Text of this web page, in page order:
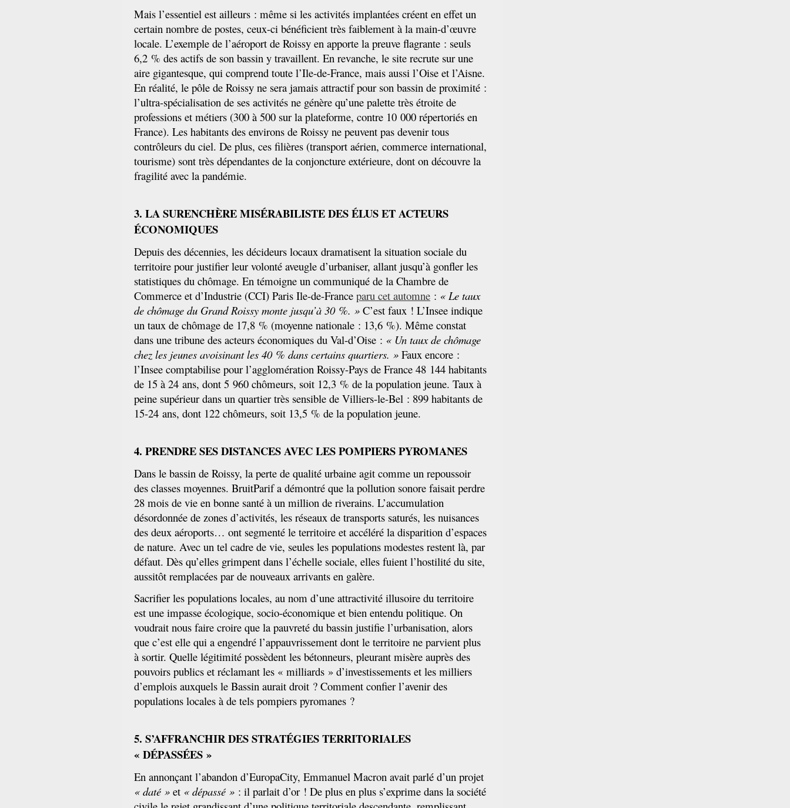
Mais l’essentiel est ailleurs : même si les activités implantées créent en effet un
certain nombre de postes, ceux-ci bénéficient très faiblement à la main-d’œuvre
locale. L’exemple de l’aéroport de Roissy en apporte la preuve flagrante : seuls
6,2 % des actifs de son bassin y travaillent. En revanche, le site recrute sur une
aire gigantesque, qui comprend toute l’Ile-de-France, mais aussi l’Oise et l’Aisne.
En réalité, le pôle de Roissy ne sera jamais attractif pour son bassin de proximité :
l’ultra-spécialisation de ses activités ne génère qu’une palette très étroite de
professions et métiers (300 à 500 sur la plateforme, contre 10 000 répertoriés en
France). Les habitants des environs de Roissy ne peuvent pas devenir tous
contrôleurs du ciel. De plus, ces filières (transport aérien, commerce international,
tourisme) sont très dépendantes de la conjoncture extérieure, dont on découvre la
fragilité avec la pandémie.
3. LA SURENCHÈRE MISÉRABILISTE DES ÉLUS ET ACTEURS
ÉCONOMIQUES
Depuis des décennies, les décideurs locaux dramatisent la situation sociale du
territoire pour justifier leur volonté aveugle d’urbaniser, allant jusqu’à gonfler les
statistiques du chômage. En témoigne un communiqué de la Chambre de
Commerce et d’Industrie (CCI) Paris Ile-de-France paru cet automne : « Le taux
de chômage du Grand Roissy monte jusqu’à 30 %. » C’est faux ! L’Insee indique
un taux de chômage de 17,8 % (moyenne nationale : 13,6 %). Même constat
dans une tribune des acteurs économiques du Val-d’Oise : « Un taux de chômage
chez les jeunes avoisinant les 40 % dans certains quartiers. » Faux encore :
l’Insee comptabilise pour l’agglomération Roissy-Pays de France 48 144 habitants
de 15 à 24 ans, dont 5 960 chômeurs, soit 12,3 % de la population jeune. Taux à
peine supérieur dans un quartier très sensible de Villiers-le-Bel : 899 habitants de
15-24 ans, dont 122 chômeurs, soit 13,5 % de la population jeune.
4. PRENDRE SES DISTANCES AVEC LES POMPIERS PYROMANES
Dans le bassin de Roissy, la perte de qualité urbaine agit comme un repoussoir
des classes moyennes. BruitParif a démontré que la pollution sonore faisait perdre
28 mois de vie en bonne santé à un million de riverains. L’accumulation
désordonnée de zones d’activités, les réseaux de transports saturés, les nuisances
des deux aéroports… ont segmenté le territoire et accéléré la disparition d’espaces
de nature. Avec un tel cadre de vie, seules les populations modestes restent là, par
défaut. Dès qu’elles grimpent dans l’échelle sociale, elles fuient l’hostilité du site,
aussitôt remplacées par de nouveaux arrivants en galère.
Sacrifier les populations locales, au nom d’une attractivité illusoire du territoire
est une impasse écologique, socio-économique et bien entendu politique. On
voudrait nous faire croire que la pauvreté du bassin justifie l’urbanisation, alors
que c’est elle qui a engendré l’appauvrissement dont le territoire ne parvient plus
à sortir. Quelle légitimité possèdent les bétonneurs, pleurant misère auprès des
pouvoirs publics et réclamant les « milliards » d’investissements et les milliers
d’emplois auxquels le Bassin aurait droit ? Comment confier l’avenir des
populations locales à de tels pompiers pyromanes ?
5. S’AFFRANCHIR DES STRATÉGIES TERRITORIALES
« DÉPASSÉES »
En annonçant l’abandon d’EuropaCity, Emmanuel Macron avait parlé d’un projet
« daté » et « dépassé » : il parlait d’or ! De plus en plus s’exprime dans la société